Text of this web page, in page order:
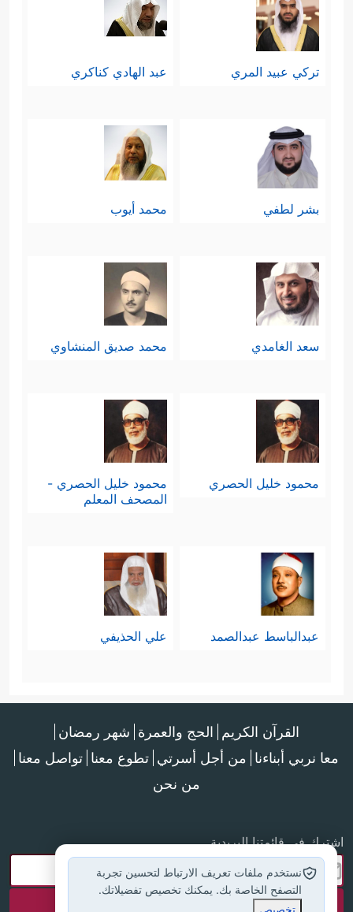
تركي عبيد المري عبد الهادي كناكري
بشر لطفي محمد أيوب
سعد الغامدي محمد صديق المنشاوي
محمود خليل الحصري
محمود خليل الحصري -
المصحف المعلم
عبدالباسط عبدالصمد علي الحذيفي
القرآن الكريم الحج والعمرة شهر رمضان
معا نربي أبناءنا من أجل أسرتي تطوع معنا تواصل معنا
من نحن
اشترك في قائمتنا البريدية
نستخدم ملفات تعريف الارتباط لتحسين تجربة
التصفح الخاصة بك. يمكنك تخصيص تفضيلاتك.
تخصيص